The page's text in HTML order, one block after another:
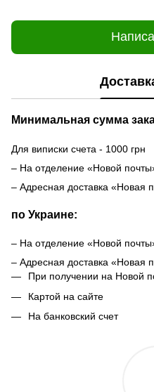
Минимальная сумма
Для виписки счета - 1000 грн
– На отделение «Новой
– Адресная доставка «Новая
по Украине:
– На отделение «Новой
– Адресная доставка «Новая
При получении на Новой
Картой на сайте
На банковский счет